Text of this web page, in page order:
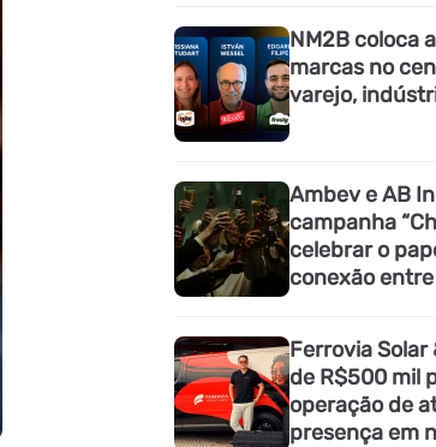
NM2B coloca
marcas no
varejo,
Ambev e AB
campanha
celebrar o
conexão
Ferrovia Solar
de R$500 mil
operação de
presença em